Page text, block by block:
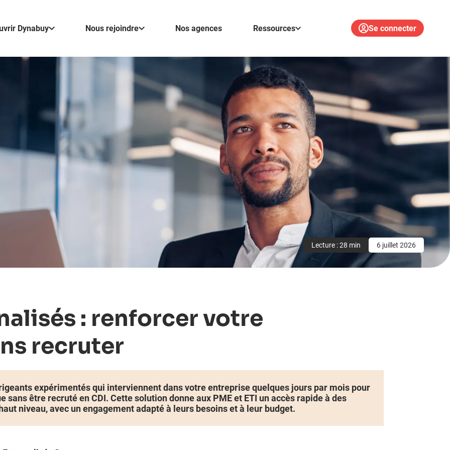
Dynabuy Nous rejoindre Nos agences Ressources Se connecter
Lecture : 28 min 6 juillet 2026
: renforcer votre
recruter
expérimentés qui interviennent dans votre entreprise quelques jours par mois pour
être recruté en CDI. Cette solution donne aux PME et ETI un accès rapide à des
niveau, avec un engagement adapté à leurs besoins et à leur budget.